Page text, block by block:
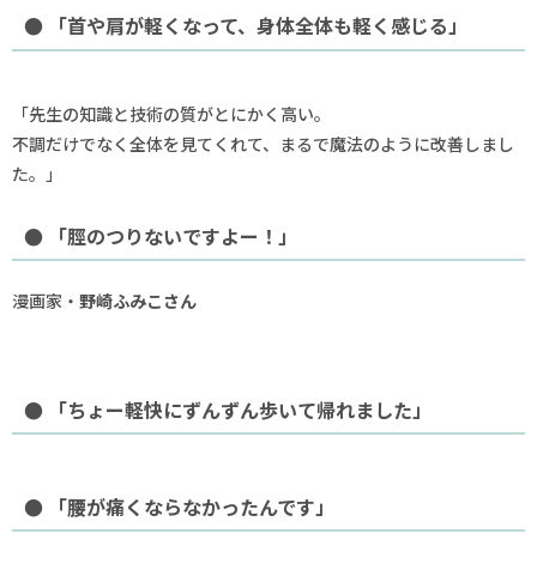
● 「首や肩が軽くなって、身体全体も軽く感じる」
「先生の知識と技術の質がとにかく高い。
不調だけでなく全体を見てくれて、まるで魔法のように改善しまし
た。」
● 「脛のつりないですよー！」
漫画家・ 野崎ふみこさん
● 「ちょー軽快にずんずん歩いて帰れました」
● 「腰が痛くならなかったんです」